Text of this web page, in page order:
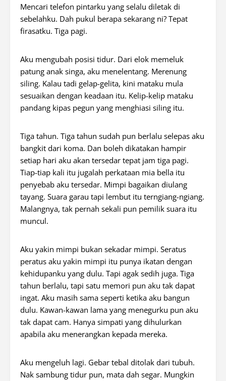
Mencari telefon pintarku yang selalu diletak di
sebelahku. Dah pukul berapa sekarang ni? Tepat
firasatku. Tiga pagi.
Aku mengubah posisi tidur. Dari elok memeluk
patung anak singa, aku menelentang. Merenung
siling. Kalau tadi gelap-gelita, kini mataku mula
sesuaikan dengan keadaan itu. Kelip-kelip mataku
pandang kipas pegun yang menghiasi siling itu.
Tiga tahun. Tiga tahun sudah pun berlalu selepas aku
bangkit dari koma. Dan boleh dikatakan hampir
setiap hari aku akan tersedar tepat jam tiga pagi.
Tiap-tiap kali itu jugalah perkataan mia bella itu
penyebab aku tersedar. Mimpi bagaikan diulang
tayang. Suara garau tapi lembut itu terngiang-ngiang.
Malangnya, tak pernah sekali pun pemilik suara itu
muncul.
Aku yakin mimpi bukan sekadar mimpi. Seratus
peratus aku yakin mimpi itu punya ikatan dengan
kehidupanku yang dulu. Tapi agak sedih juga. Tiga
tahun berlalu, tapi satu memori pun aku tak dapat
ingat. Aku masih sama seperti ketika aku bangun
dulu. Kawan-kawan lama yang menegurku pun aku
tak dapat cam. Hanya simpati yang dihulurkan
apabila aku menerangkan kepada mereka.
Aku mengeluh lagi. Gebar tebal ditolak dari tubuh.
Nak sambung tidur pun, mata dah segar. Mungkin